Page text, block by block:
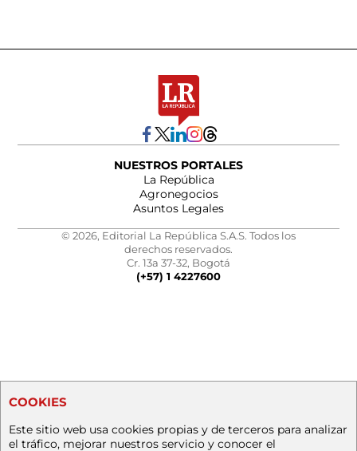
NUESTROS PORTALES
La República
Agronegocios
Asuntos Legales
© 2026, Editorial La República S.A.S. Todos los
derechos reservados.
Cr. 13a 37-32, Bogotá
(+57) 1 4227600
COOKIES
Este sitio web usa cookies propias y de terceros para analizar
el tráfico, mejorar nuestros servicio y conocer el